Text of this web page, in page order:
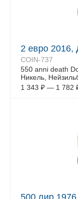
2 евро 2016,
COIN-737
550 anni death
Никель,
1 343 ₽ — 1 782
500 лир